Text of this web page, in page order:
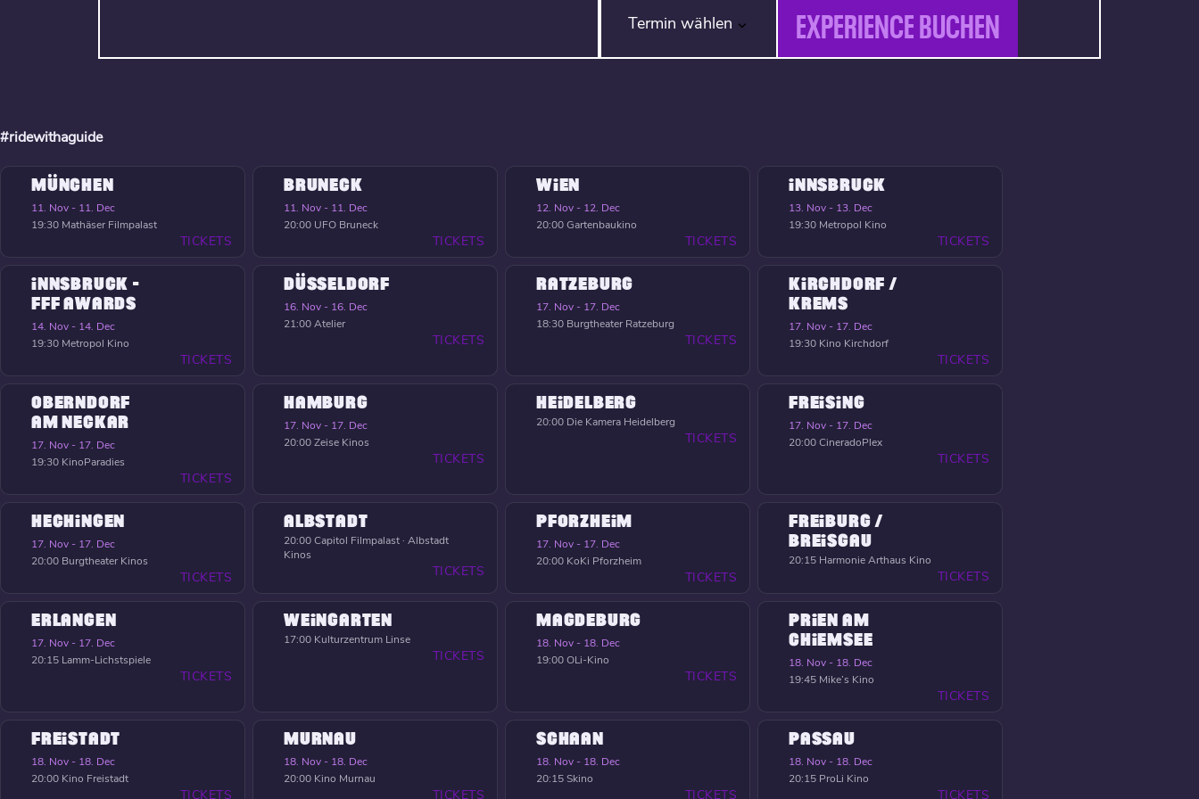
Termin wählen EXPERIENCE BUCHEN
#ridewithaguide
MÜNCHEN
11. Nov - 11. Dec
19:30 Mathäser Filmpalast
TICKETS
BRUNECK
11. Nov - 11. Dec
20:00 UFO Bruneck
TICKETS
WIEN
12. Nov - 12. Dec
20:00Gartenbaukino
TICKETS
INNSBRUCK
13. Nov - 13. Dec
19:30 Metropol Kino
TICKETS
INNSBRUCK -
FFF AWARDS
14. Nov - 14. Dec
19:30 Metropol Kino
TICKETS
DÜSSELDORF
16. Nov - 16. Dec
21:00Atelier
TICKETS
RATZEBURG
17. Nov - 17. Dec
18:30 Burgtheater Ratzeburg
TICKETS
KIRCHDORF /
KREMS
17. Nov - 17. Dec
19:30 Kino Kirchdorf
TICKETS
OBERNDORF
AM NECKAR
17. Nov - 17. Dec
19:30 KinoParadies
TICKETS
HAMBURG
17. Nov - 17. Dec
20:00Zeise Kinos
TICKETS
HEIDELBERG
20:00 Die Kamera Heidelberg
TICKETS
FREISING
17. Nov - 17. Dec
20:00CineradoPlex
TICKETS
HECHINGEN
17. Nov - 17. Dec
20:00 Burgtheater Kinos
TICKETS
ALBSTADT
20:00Capitol Filmpalast · Albstadt
Kinos
TICKETS
PFORZHEIM
17. Nov - 17. Dec
20:00 KoKi Pforzheim
TICKETS
FREIBURG /
BREISGAU
20:15 Harmonie Arthaus Kino
TICKETS
ERLANGEN
17. Nov - 17. Dec
20:15 Lamm-Lichstspiele
TICKETS
WEINGARTEN
17:00 Kulturzentrum Linse
TICKETS
MAGDEBURG
18. Nov - 18. Dec
19:00OLi-Kino
TICKETS
PRIEN AM
CHIEMSEE
18. Nov - 18. Dec
19:45 Mike’s Kino
TICKETS
FREISTADT
18. Nov - 18. Dec
20:00 Kino Freistadt
TICKETS
MURNAU
18. Nov - 18. Dec
20:00 Kino Murnau
TICKETS
SCHAAN
18. Nov - 18. Dec
20:15Skino
TICKETS
PASSAU
18. Nov - 18. Dec
20:15 ProLi Kino
TICKETS